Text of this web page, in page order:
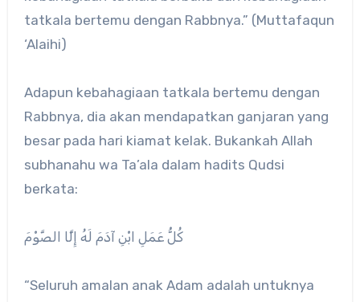
tatkala bertemu dengan Rabbnya.” (Muttafaqun
‘Alaihi)
Adapun kebahagiaan tatkala bertemu dengan
Rabbnya, dia akan mendapatkan ganjaran yang
besar pada hari kiamat kelak. Bukankah Allah
subhanahu wa Ta’ala dalam hadits Qudsi
berkata:
كُلُّ عَمَلِ ابْنِ آدَمَ لَهُ إِلَّا الصَّوْمَ
“Seluruh amalan anak Adam adalah untuknya